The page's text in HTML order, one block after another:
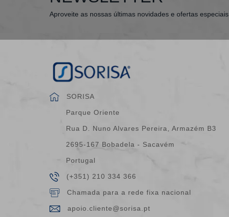
Aproveite as nossas últimas novidades e ofertas especiais
SORISA
Parque Oriente
Rua D. Nuno Alvares Pereira, Armazém B3
2695-167 Bobadela - Sacavém
Portugal
(+351) 210 334 366
Chamada para a rede fixa nacional
apoio.cliente@sorisa.pt